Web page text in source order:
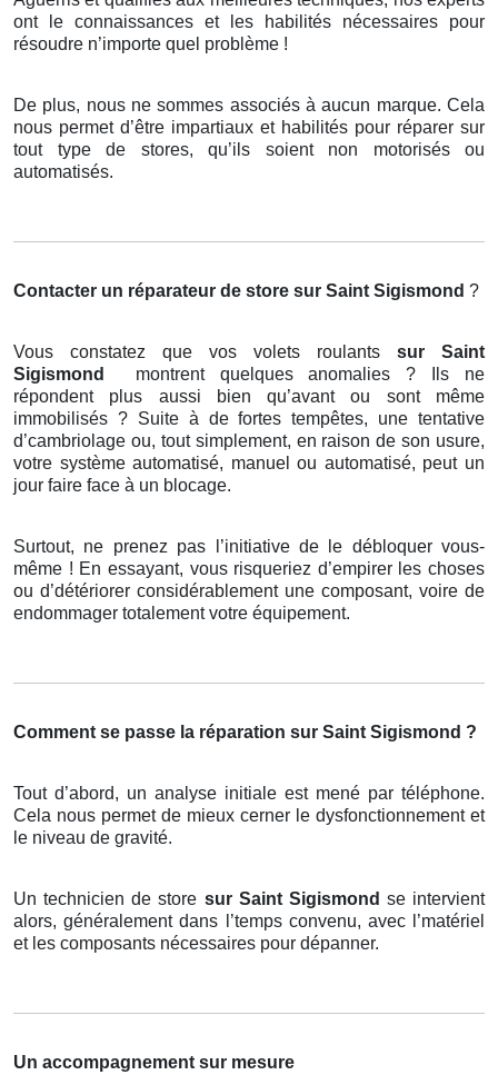
ont le connaissances et les habilités nécessaires pour
résoudre n’importe quel problème !
De plus, nous ne sommes associés à aucun marque. Cela
nous permet d’être impartiaux et habilités pour réparer sur
tout type de stores, qu’ils soient non motorisés ou
automatisés.
Contacter un réparateur de store sur Saint Sigismond ?
Vous constatez que vos volets roulants sur Saint
Sigismond
montrent quelques anomalies ? Ils ne
répondent plus aussi bien qu’avant ou sont même
immobilisés ? Suite à de fortes tempêtes, une tentative
d’cambriolage ou, tout simplement, en raison de son usure,
votre système automatisé, manuel ou automatisé, peut un
jour faire face à un blocage.
Surtout, ne prenez pas l’initiative de le débloquer vous-
même ! En essayant, vous risqueriez d’empirer les choses
ou d’détériorer considérablement une composant, voire de
endommager totalement votre équipement.
Comment se passe la réparation sur Saint Sigismond ?
Tout d’abord, un analyse initiale est mené par téléphone.
Cela nous permet de mieux cerner le dysfonctionnement et
le niveau de gravité.
Un technicien de store sur Saint Sigismond se intervient
alors, généralement dans l’temps convenu, avec l’matériel
et les composants nécessaires pour dépanner.
Un accompagnement sur mesure